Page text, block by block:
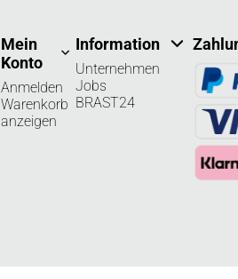
Mein
Konto
Anmelden
Warenkorb
anzeigen
Information
Unternehmen
Jobs
BRAST24